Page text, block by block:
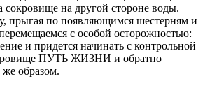
сокровище на другой стороне воды.
прыгая по появляющимся шестерням и
с особой осторожностью:
и придется начинать с контрольной
ПУТЬ ЖИЗНИ и обратно
образом.